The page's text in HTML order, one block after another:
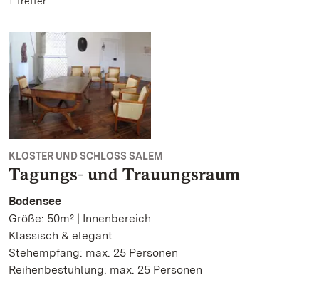
KLOSTER UND SCHLOSS SALEM
Tagungs- und Trauungsraum
Bodensee
Größe: 50m² | Innenbereich
Klassisch & elegant
Stehempfang: max. 25 Personen
Reihenbestuhlung: max. 25 Personen